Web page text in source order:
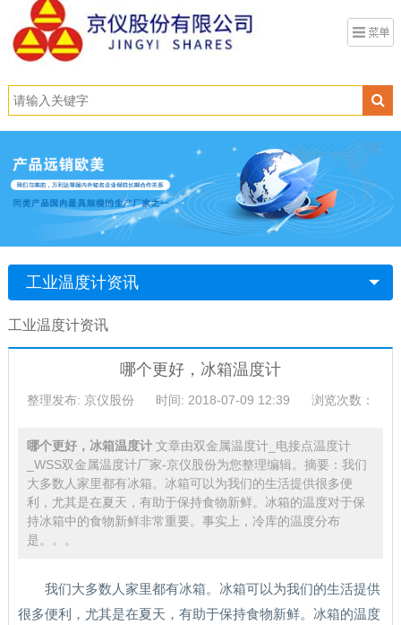
工业温度计资讯
工业温度计资讯
哪个更好，冰箱温度计
整理发布: 京仪股份 时间: 2018-07-09 12:39 浏览次数：
哪个更好，冰箱温度计 文章由双金属温度计_电接点温度计
_WSS双金属温度计厂家-京仪股份为您整理编辑。摘要：我们
大多数人家里都有冰箱。冰箱可以为我们的生活提供很多便
利，尤其是在夏天，有助于保持食物新鲜。冰箱的温度对于保
持冰箱中的食物新鲜非常重要。事实上，冷库的温度分布
是。。。
我们大多数人家里都有冰箱。冰箱可以为我们的生活提供
很多便利，尤其是在夏天，有助于保持食物新鲜。冰箱的温度